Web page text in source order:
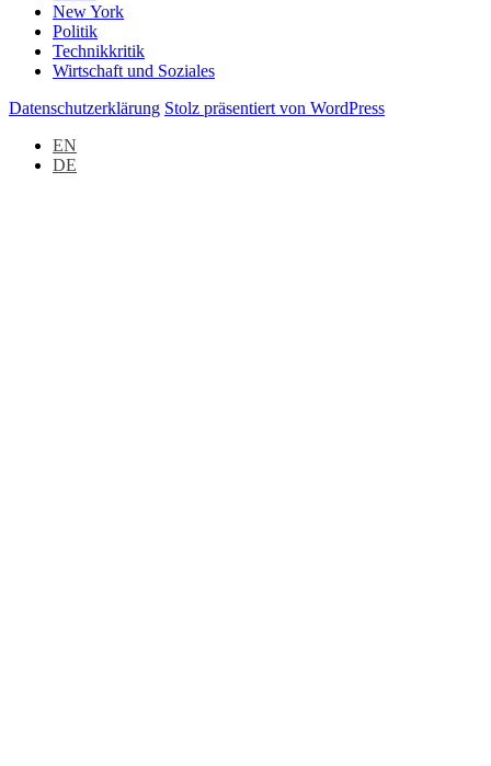
New York
Politik
Technikkritik
Wirtschaft und Soziales
Datenschutzerklärung Stolz präsentiert von WordPress
EN
DE